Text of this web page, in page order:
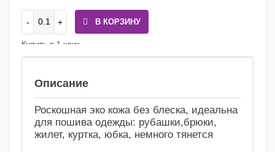
В КОРЗИНУ
Купить в 1 клик
Описание
Роскошная эко кожа без блеска, идеальна
для пошива одежды: рубашки,брюки,
жилет, куртка, юбка, немного тянется